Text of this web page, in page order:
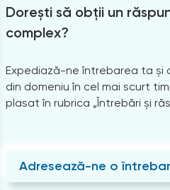
Dorești să obții un
complex?
Expediază-ne întrebarea ta și
din domeniu în cel mai scurt
plasat în rubrica „Întrebări și
Adresează-ne o